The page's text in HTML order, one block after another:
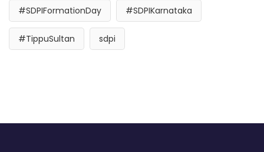
#SDPIFormationDay #SDPIKarnataka
#TippuSultan sdpi